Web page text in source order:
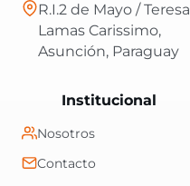
Institucional
Nosotros
Contacto
R.I.2 de Mayo / Teresa
Lamas Carissimo,
Asunción, Paraguay